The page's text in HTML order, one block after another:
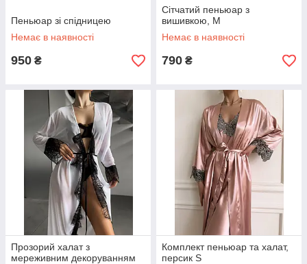
Пеньюар зі спідницею
Немає в наявності
950 ₴
Сітчатий пеньюар з
вишивкою, М
Немає в наявності
790 ₴
Прозорий халат з
мереживним декоруванням
Комплект пеньюар та халат,
персик S